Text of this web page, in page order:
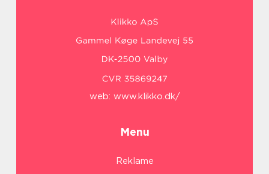
web: www.klikko.dk/
Menu
Reklame